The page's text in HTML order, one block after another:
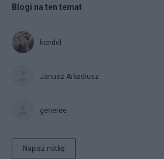
Blogi na ten temat
kierdel
Janusz Arkadiusz
generee
Napisz notkę